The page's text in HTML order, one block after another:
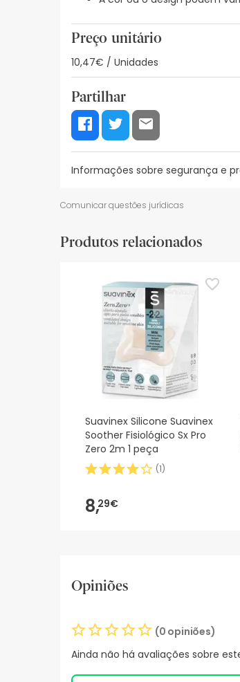
Preço unitário
10,47€ / Unidades
Partilhar
Informações sobre segurança e
Recursos de segurança visual
De momento, não dispomos de
sobre segurança, não hesites
Comunicar questões jurídicas
Produtos relacionados
Suavinex Silicone Suavinex
Soother Fisiológico Sx Pro
Zero 2m 1 peça
(1)
8,29€
Opiniões
(0 opiniões)
Ainda não há avaliações sobre